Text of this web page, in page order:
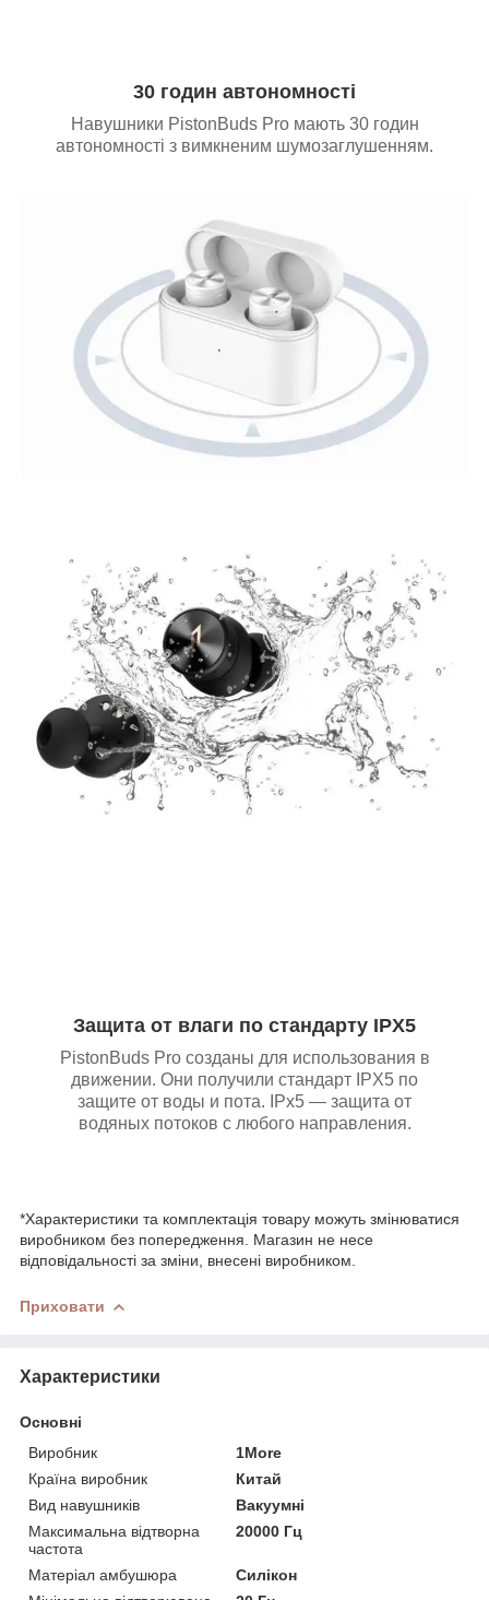
30 годин автономності
Навушники PistonBuds Pro мають 30 годин
автономності з вимкненим шумозаглушенням.
Защита от влаги по стандарту IPX5
PistonBuds Pro созданы для использования в
движении. Они получили стандарт IPX5 по
защите от воды и пота. IPx5 — защита от
водяных потоков с любого направления.
*Характеристики та комплектація товару можуть змінюватися
виробником без попередження. Магазин не несе
відповідальності за зміни, внесені виробником.
Приховати
Характеристики
Основні
Виробник
1More
Країна виробник
Китай
Вид навушників
Вакуумні
Максимальна відтворна
частота
20000 Гц
Матеріал амбушюра
Силікон